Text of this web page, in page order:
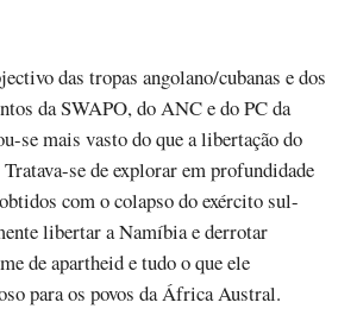
das tropas angolano/cubanas e dos
da SWAPO, do ANC e do PC da
se mais vasto do que a libertação do
se de explorar em profundidade
com o colapso do exército sul-
libertar a Namíbia e derrotar
de apartheid e tudo o que ele
para os povos da África Austral.